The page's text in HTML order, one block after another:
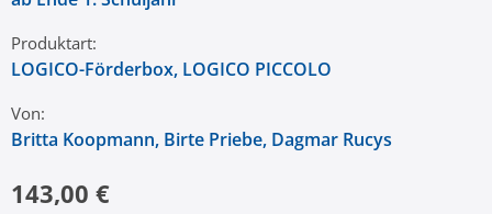
Produktart:
LOGICO-Förderbox, LOGICO PICCOLO
Von:
Britta Koopmann, Birte Priebe, Dagmar Rucys
143,00 €